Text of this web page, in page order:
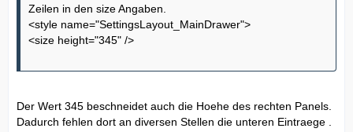
Zeilen in den size Angaben.
<style name="SettingsLayout_MainDrawer">
<size height="345" />
Der Wert 345 beschneidet auch die Hoehe des rechten Panels.
Dadurch fehlen dort an diversen Stellen die unteren Eintraege .